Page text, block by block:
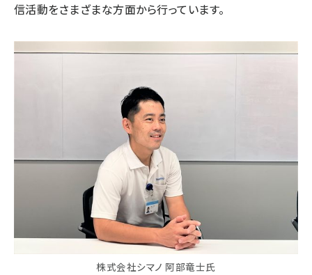
信活動をさまざまな方面から行っています。
株式会社シマノ 阿部竜士氏